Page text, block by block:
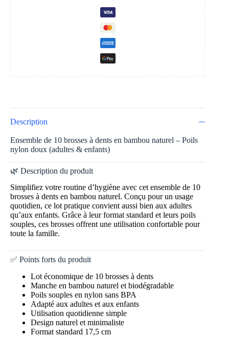
Description
Ensemble de 10 brosses à dents en bambou naturel – Poils
nylon doux (adultes & enfants)
🌿 Description du produit
Simplifiez votre routine d’hygiène avec cet ensemble de 10
brosses à dents en bambou naturel. Conçu pour un usage
quotidien, ce lot pratique convient aussi bien aux adultes
qu’aux enfants. Grâce à leur format standard et leurs poils
souples, ces brosses offrent une utilisation confortable pour
toute la famille.
✅ Points forts du produit
Lot économique de 10 brosses à dents
Manche en bambou naturel et biodégradable
Poils souples en nylon sans BPA
Adapté aux adultes et aux enfants
Utilisation quotidienne simple
Design naturel et minimaliste
Format standard 17,5 cm